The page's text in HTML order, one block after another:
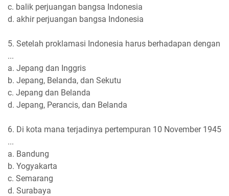
c. balik perjuangan bangsa Indonesia
d. akhir perjuangan bangsa Indonesia
5. Setelah proklamasi Indonesia harus berhadapan dengan
...
a. Jepang dan Inggris
b. Jepang, Belanda, dan Sekutu
c. Jepang dan Belanda
d. Jepang, Perancis, dan Belanda
6. Di kota mana terjadinya pertempuran 10 November 1945
...
a. Bandung
b. Yogyakarta
c. Semarang
d. Surabaya